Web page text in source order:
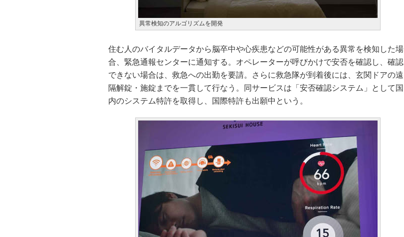
異常検知のアルゴリズムを開発
住む人のバイタルデータから脳卒中や心疾患などの可能性がある異常を検知した場
合、緊急通報センターに通知する。オペレーターが呼びかけで安否を確認し、確認
できない場合は、救急への出勤を要請。さらに救急隊が到着後には、玄関ドアの遠
隔解錠・施錠までを一貫して行なう。同サービスは「安否確認システム」として国
内のシステム特許を取得し、国際特許も出願中という。